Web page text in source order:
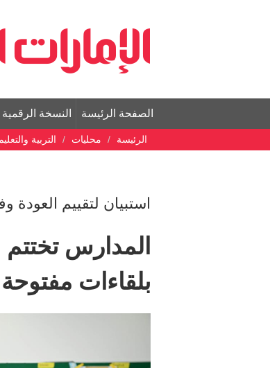
الصفحة الرئيسة النسخة الرقمية
الرئيسة محليات التربية والتعليم
استبيان لتقييم العودة
المدارس
بلقاءات مفتوحة